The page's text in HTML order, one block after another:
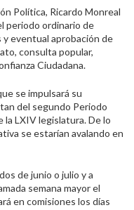
Política, Ricardo Monreal
periodo ordinario de
y eventual aprobación de
consulta popular,
Ciudadana.
se impulsará su
del segundo Periodo
la LXIV legislatura. De lo
se estarían avalando en
de junio o julio y a
semana mayor el
en comisiones los días